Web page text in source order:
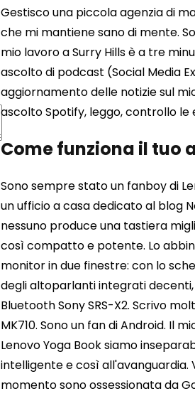
Gestisco una piccola agenzia di
che mi mantiene sano di mente.
mio lavoro a Surry Hills è a tre
ascolto di podcast (Social Media
aggiornamento delle notizie sul
ascolto Spotify, leggo, controllo le
Come funziona il tuo
Sono sempre stato un fanboy di
un ufficio a casa dedicato al blog
nessuno produce una tastiera
così compatto e potente. Lo
monitor in due finestre: con lo
degli altoparlanti integrati
Bluetooth Sony SRS-X2. Scrivo
MK710. Sono un fan di Android. Il
Lenovo Yoga Book siamo
intelligente e così all'avanguardia.
momento sono ossessionata da